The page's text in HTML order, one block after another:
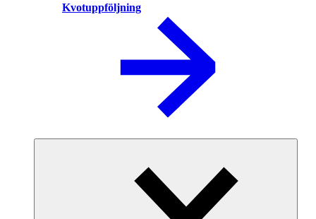
Kvotuppföljning